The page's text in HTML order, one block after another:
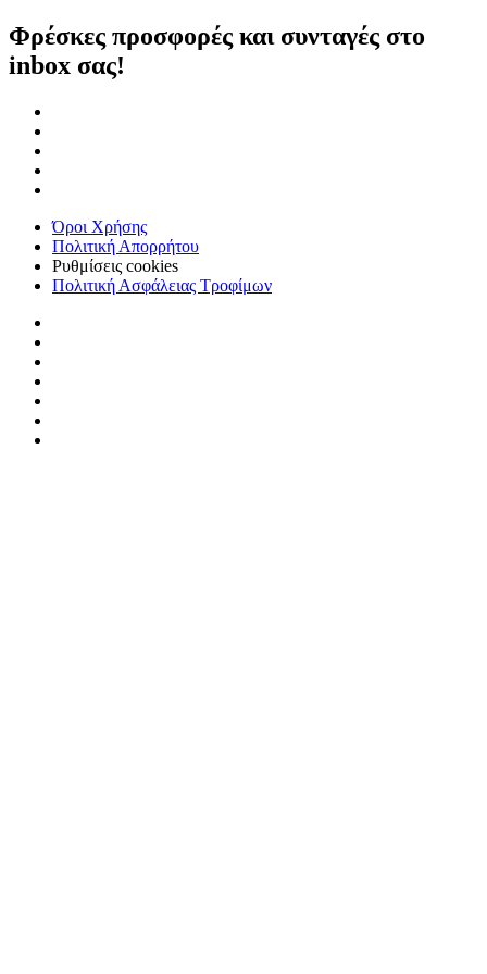
Φρέσκες προσφορές και συνταγές στο
inbox σας!
Όροι Χρήσης
Πολιτική Απορρήτου
Ρυθμίσεις cookies
Πολιτική Ασφάλειας Τροφίμων